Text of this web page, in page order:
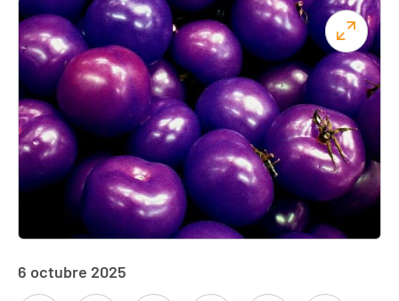
6 octubre 2025